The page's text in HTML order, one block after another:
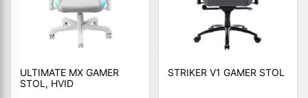
ULTIMATE MX GAMER
STOL, HVID
STRIKER V1 GAMER STOL